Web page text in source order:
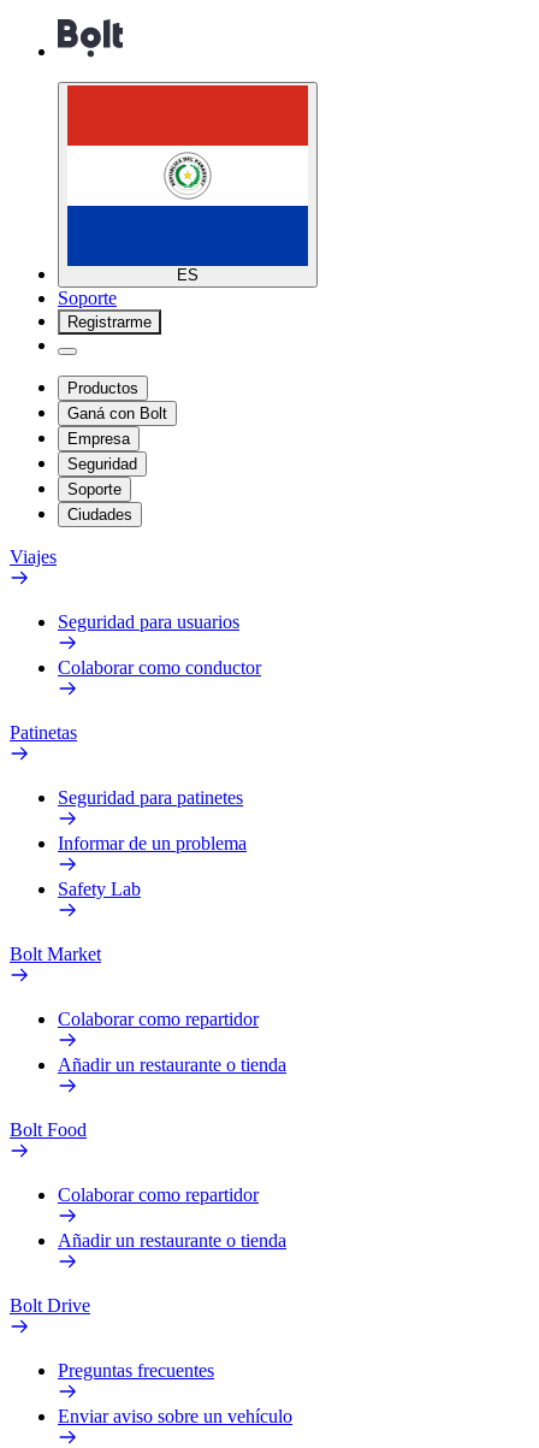
ES
Soporte
Registrarme
Productos
Ganá con Bolt
Empresa
Seguridad
Soporte
Ciudades
Viajes
Seguridad para usuarios
Colaborar como conductor
Patinetas
Seguridad para patinetes
Informar de un problema
Safety Lab
Bolt Market
Colaborar como repartidor
Añadir un restaurante o tienda
Bolt Food
Colaborar como repartidor
Añadir un restaurante o tienda
Bolt Drive
Preguntas frecuentes
Enviar aviso sobre un vehículo